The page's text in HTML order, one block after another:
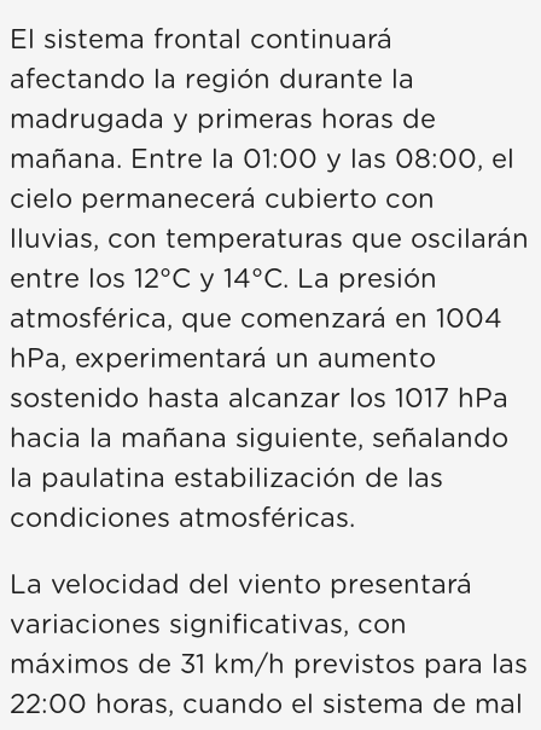
El sistema frontal continuará
afectando la región durante la
madrugada y primeras horas de
mañana. Entre la 01:00 y las 08:00, el
cielo permanecerá cubierto con
lluvias, con temperaturas que oscilarán
entre los 12°C y 14°C. La presión
atmosférica, que comenzará en 1004
hPa, experimentará un aumento
sostenido hasta alcanzar los 1017 hPa
hacia la mañana siguiente, señalando
la paulatina estabilización de las
condiciones atmosféricas.
La velocidad del viento presentará
variaciones significativas, con
máximos de 31 km/h previstos para las
22:00 horas, cuando el sistema de mal